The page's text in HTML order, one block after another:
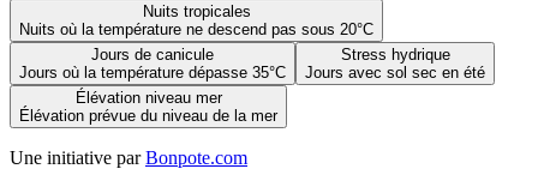
Nuits tropicales
Nuits où la température ne descend pas sous 20°C
Jours de canicule
Jours où la température dépasse 35°C
Stress hydrique
Jours avec sol sec en été
Élévation niveau mer
Élévation prévue du niveau de la mer
Une initiative par Bonpote.com